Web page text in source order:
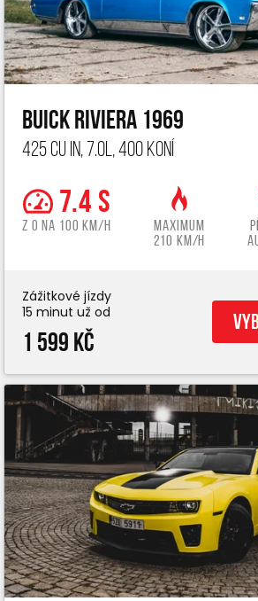
Buick Riviera 1969
425 cu in, 7.0L, 400 koní
7.4 s
z 0 na 100 km/h
Maximum
210 km/h
Zážitkové jízdy
15 minut už od
1 599 Kč